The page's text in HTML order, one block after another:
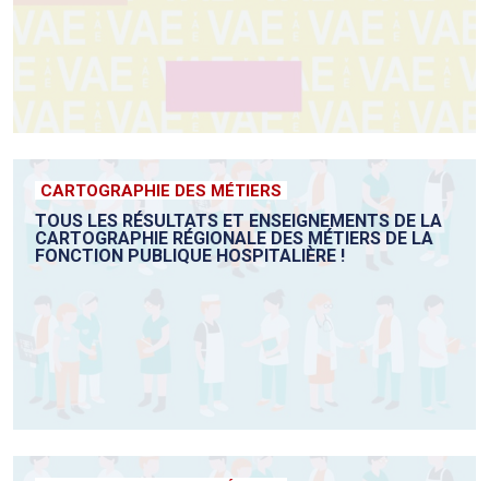
CARTOGRAPHIE DES MÉTIERS
TOUS LES RÉSULTATS ET ENSEIGNEMENTS DE LA
CARTOGRAPHIE RÉGIONALE DES MÉTIERS DE LA
FONCTION PUBLIQUE HOSPITALIÈRE !